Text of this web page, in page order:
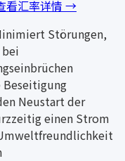
看汇率详情 →
Störungen,
Neustart der
einen Strom